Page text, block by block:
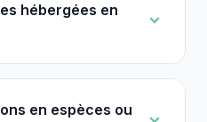
hébergées en
en espèces ou